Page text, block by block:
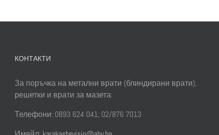
КОНТАКТИ
За поръчка на метални врати (блиндирани врати),
решетки и врати за мазета:
Телефони: 0893 624 041; 02/876 7013